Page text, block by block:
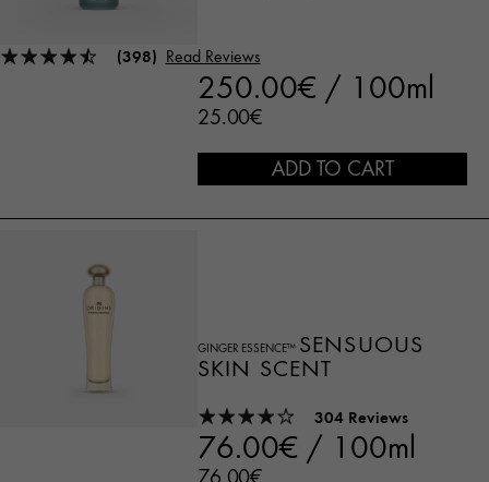
(398) Read Reviews
250.00€ / 100ml
25.00€
ADD TO CART
GINGER ESSENCE™ SENSUOUS
SKIN SCENT
304 Reviews
76.00€ / 100ml